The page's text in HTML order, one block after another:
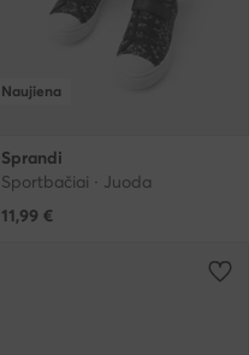
Naujiena
Sprandi
Sportbačiai · Juoda
11,99 €